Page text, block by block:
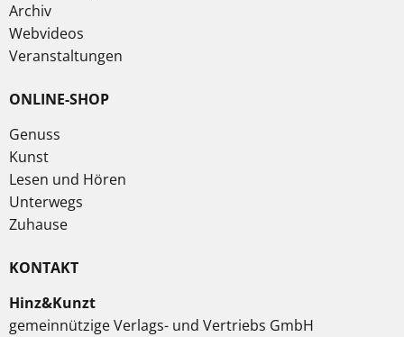
Archiv
Webvideos
Veranstaltungen
ONLINE-SHOP
Genuss
Kunst
Lesen und Hören
Unterwegs
Zuhause
KONTAKT
Hinz&Kunzt
gemeinnützige Verlags- und Vertriebs GmbH